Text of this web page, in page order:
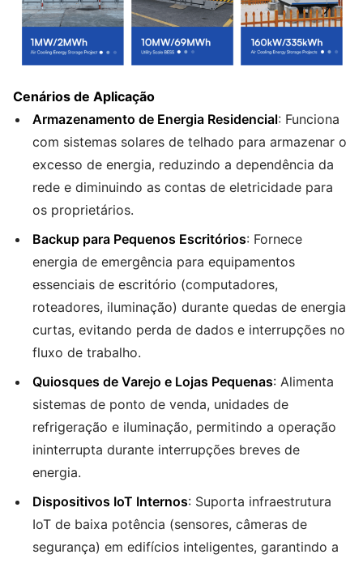
Cenários de Aplicação
Armazenamento de Energia Residencial: Funciona
com sistemas solares de telhado para armazenar o
excesso de energia, reduzindo a dependência da
rede e diminuindo as contas de eletricidade para
os proprietários.
Backup para Pequenos Escritórios: Fornece
energia de emergência para equipamentos
essenciais de escritório (computadores,
roteadores, iluminação) durante quedas de energia
curtas, evitando perda de dados e interrupções no
fluxo de trabalho.
Quiosques de Varejo e Lojas Pequenas: Alimenta
sistemas de ponto de venda, unidades de
refrigeração e iluminação, permitindo a operação
ininterrupta durante interrupções breves de
energia.
Dispositivos IoT Internos: Suporta infraestrutura
IoT de baixa potência (sensores, câmeras de
segurança) em edifícios inteligentes, garantindo a